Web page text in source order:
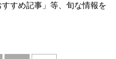
すすめ記事」等、旬な情報を